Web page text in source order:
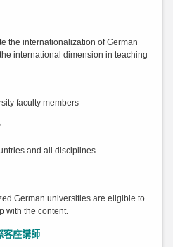
the internationalization of German
international dimension in teaching
faculty members
and all disciplines
German universities are eligible to
with the content.
客座講師